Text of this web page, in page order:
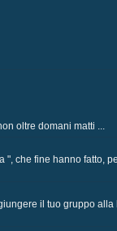
oltre domani matti ...
", che fine hanno fatto,
il tuo gruppo alla